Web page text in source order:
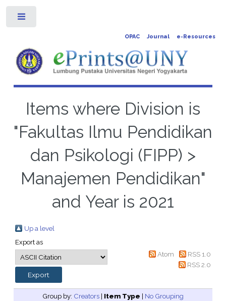
OPAC Journal e-Resources
Items where Division is
"Fakultas Ilmu Pendidikan
dan Psikologi (FIPP) >
Manajemen Pendidikan"
and Year is 2021
Up a level
Export as
Atom
RSS 1.0
RSS 2.0
Group by: Creators | Item Type | No Grouping